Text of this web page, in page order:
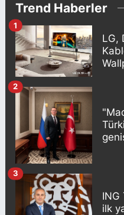
Trend Haberler
LG,
1
2
ING
ilk
3